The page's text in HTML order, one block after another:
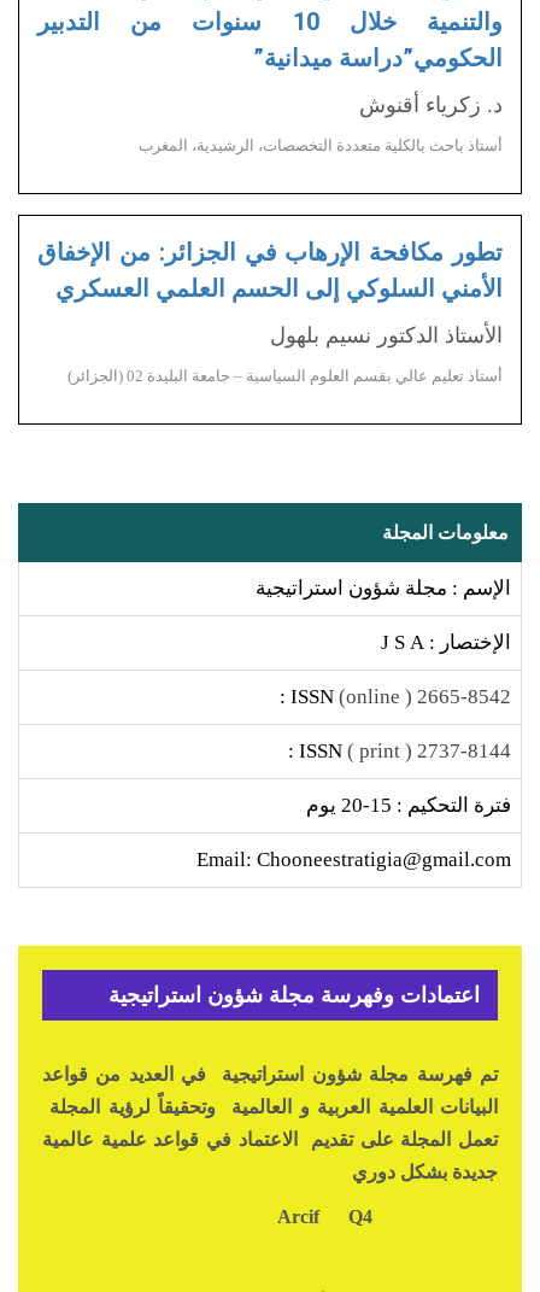
والتنمية خلال 10 سنوات من التدبير
الحكومي”دراسة ميدانية”
د. زكرياء أقنوش
أستاذ باحث بالكلية متعددة التخصصات، الرشيدية، المغرب
تطور مكافحة الإرهاب في الجزائر: من الإخفاق
الأمني السلوكي إلى الحسم العلمي العسكري
الأستاذ الدكتور نسيم بلهول
أستاذ تعليم عالي بقسم العلوم السياسية – جامعة البليدة 02 (الجزائر)
معلومات المجلة
الإسم : مجلة شؤون استراتيجية
الإختصار : J S A
2665-8542 ( online)
2737-8144 ( print )
فترة التحكيم : 15-20 يوم
Email: Chooneestratigia@gmail.com
اعتمادات وفهرسة مجلة شؤون استراتيجية
تم فهرسة مجلة شؤون استراتيجية في العديد من قواعد
البيانات العلمية العربية و العالمية وتحقيقاً لرؤية المجلة
تعمل المجلة على تقديم الاعتماد في قواعد علمية عالمية
جديدة بشكل دوري
Q4